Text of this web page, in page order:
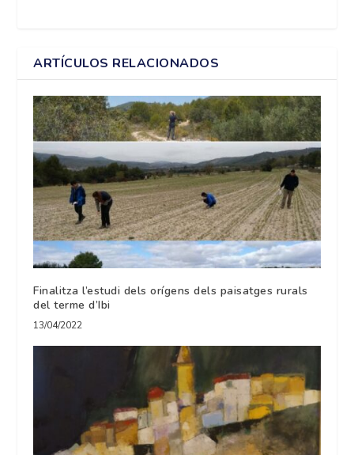
ARTÍCULOS RELACIONADOS
Finalitza l’estudi dels orígens dels paisatges rurals
del terme d’Ibi
13/04/2022